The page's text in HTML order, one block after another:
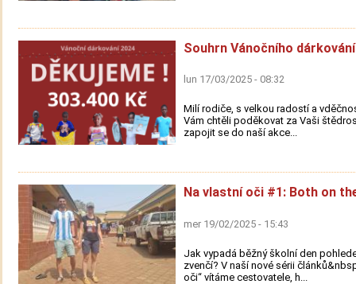
Souhrn Vánočního
lun 17/03/2025 - 08:32
Milí rodiče, s velkou radostí a
Vám chtěli poděkovat za Vaši
zapojit se do naší akce...
Na vlastní oči #1: Both on
mer 19/02/2025 - 15:43
Jak vypadá běžný školní den
zvenčí? V naší nové sérii
oči“ vítáme cestovatele, h...